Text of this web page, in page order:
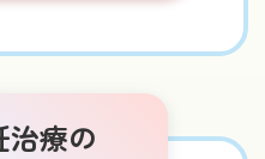
治療の